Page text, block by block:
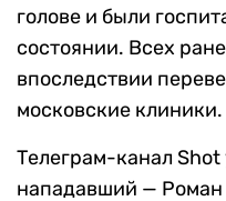
голове и были
состоянии. Всех
впоследствии
московские клиники.
Телеграм-канал Shot
нападавший — Роман